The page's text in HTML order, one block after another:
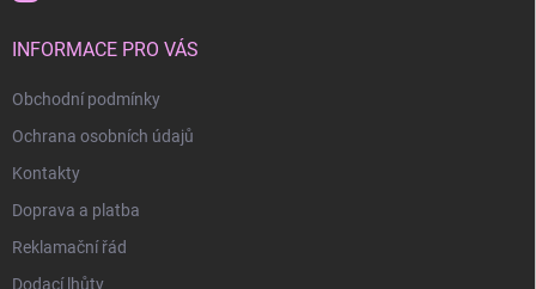
INFORMACE PRO VÁS
Obchodní podmínky
Ochrana osobních údajů
Kontakty
Doprava a platba
Reklamační řád
Dodací lhůty